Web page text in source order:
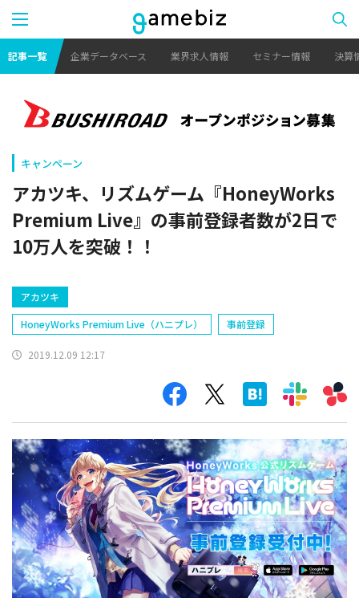
記事一覧 企業データベース 業界求人情報 セミナー情報 決算
キャンペーン
アカツキ、リズムゲーム『HoneyWorks
Premium Live』の事前登録者数が2日で
10万人を突破！！
アカツキ
HoneyWorks Premium Live（ハニプレ）
事前登録
2019.12.09 12:17